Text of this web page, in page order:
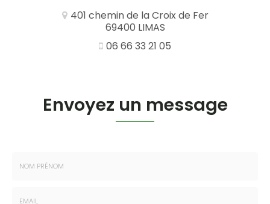
401 chemin de la Croix de Fer
69400 LIMAS
06 66 33 21 05
Envoyez un message